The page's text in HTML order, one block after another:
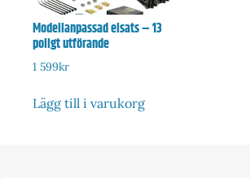
Modellanpassad elsats – 13
poligt utförande
1 599kr
Lägg till i varukorg